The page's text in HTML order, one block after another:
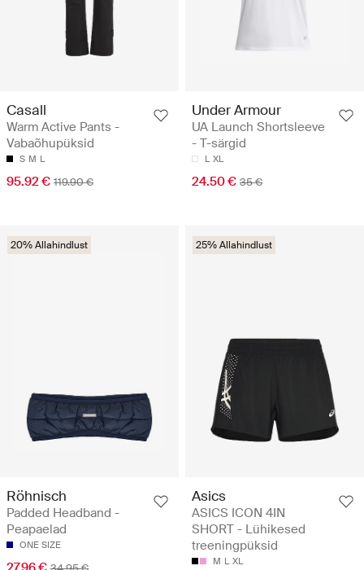
Casall
Warm Active Pants -
Vabaõhupüksid
S M L
95.92 € 119.90 €
Under Armour
UA Launch Shortsleeve
- T-särgid
L XL
24.50 € 35 €
20% Allahindlust
Röhnisch
Padded Headband -
Peapaelad
ONE SIZE
25% Allahindlust
Asics
ASICS ICON 4IN
SHORT - Lühikesed
treeningpüksid
M L XL